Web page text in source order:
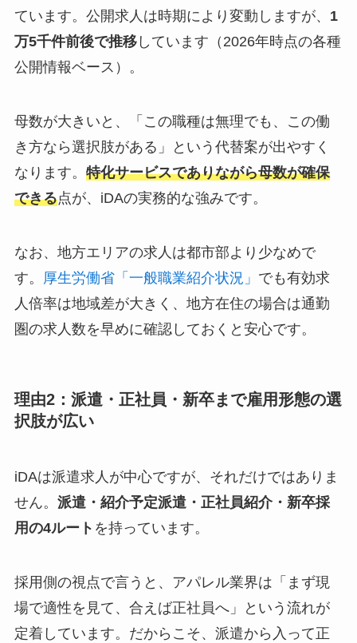
ています。公開求人は時期により変動しますが、 1
万5千件前後で推移しています（2026年時点の各種
公開情報ベース）。
母数が大きいと、「この職種は無理でも、この働
き方なら選択肢がある」という代替案が出やすく
なります。 特化サービスでありながら母数が確保
できる点が、iDAの実務的な強みです。
なお、地方エリアの求人は都市部より少なめで
す。 厚生労働省「一般職業紹介状況」 でも有効求
人倍率は地域差が大きく、地方在住の場合は通勤
圏の求人数を早めに確認しておくと安心です。
理由2：派遣・正社員・新卒まで雇用形態の選
択肢が広い
iDAは派遣求人が中心ですが、それだけではありま
せん。 派遣・紹介予定派遣・正社員紹介・新卒採
用の4ルート を持っています。
採用側の視点で言うと、アパレル業界は「まず現
場で適性を見て、合えば正社員へ」という流れが
定着しています。だからこそ、派遣から入って正